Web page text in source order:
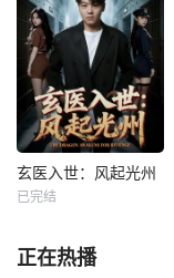
玄医入世：风起光州
已完结
正在热播